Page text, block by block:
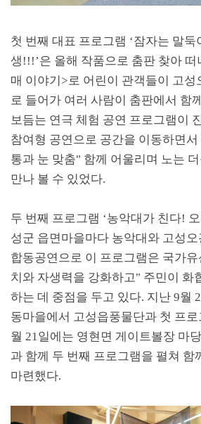
첫 번째 대표 프로그램 ‘잠자는 말둑
생 !!!’은 올해 작품으로 춤판 찾아 떠
매 이야기>로 어린이 관객들이 고성
로 들어가 여러 사람이 춤판에서 함
보듬는 연극 체험 공연 프로그램이
참여형 공연으로 공간을 이동하면
통과 눈 맞춤" 함께 어울리며 노는
만나 볼 수 있었다.
두 번째 프로그램 ‘농악대가 친다!
성군 읍면마을마다 농악대와 고성
합동공연으로 이 프로그램은 국가
치와 자생력을 강화하고" 주민이 화
하는 데 중점을 두고 있다. 지난 9월
동마을에서 고성읍풍물단과 첫 프
월 21일에는 영현면 게이트볼장 마
과 함께 두 번째 프로그램을 펼쳐 함
마련했다.